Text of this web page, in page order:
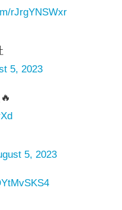
rJrgYNSWxr
5, 2023
5, 2023